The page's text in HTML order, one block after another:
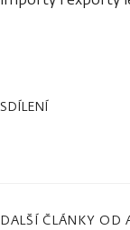
SDÍLENÍ
DALŠÍ ČLÁNKY OD